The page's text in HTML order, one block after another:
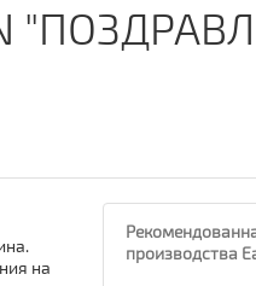
на
производства